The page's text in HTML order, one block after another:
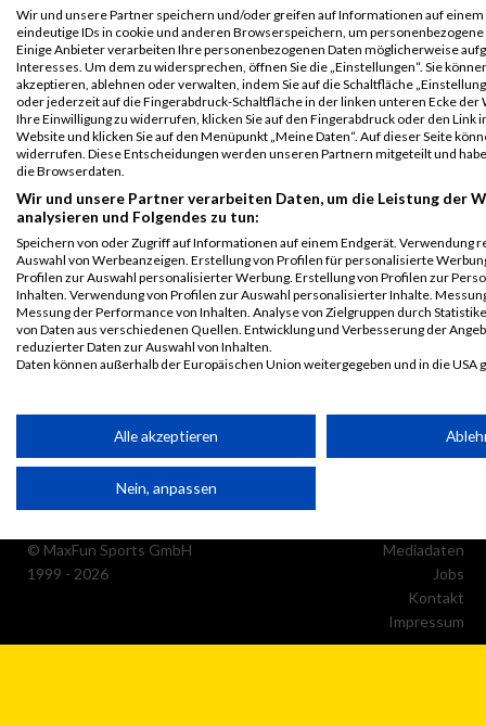
München
Teamwertung
weiblich
Sophie
Universität
Münch
Legende:
GPos = Geschlechter Position, KPos = Kategorie Position, TPos =
Team Position, DNS = Did not start, DNF = Did not finish, DQ =
Disqualifiziert
© MaxFun Sports GmbH
1999 - 2026
Mediadaten
Jobs
Kontakt
Impressum
Wir und unsere Partner speichern und/oder greifen auf Informationen auf einem
eindeutige IDs in cookie und anderen Browserspeichern, um
Einige Anbieter verarbeiten Ihre personenbezogenen Daten möglicherweise
Interesses. Um dem zu widersprechen, öffnen Sie die „Einstellungen“. Sie
akzeptieren, ablehnen oder verwalten, indem Sie auf die Schaltfläche
oder jederzeit auf die Fingerabdruck-Schaltfläche in der linken unteren Ecke der
Ihre Einwilligung zu widerrufen, klicken Sie auf den Fingerabdruck oder den Link
Website und klicken Sie auf den Menüpunkt „Meine Daten“. Auf dieser Seite
widerrufen. Diese Entscheidungen werden unseren Partnern mitgeteilt und
die Browserdaten.
Wir und unsere Partner verarbeiten Daten, um die Leistung der
analysieren und Folgendes zu tun:
Speichern von oder Zugriff auf Informationen auf einem Endgerät. Verwendung
Auswahl von Werbeanzeigen. Erstellung von Profilen für personalisierte
Profilen zur Auswahl personalisierter Werbung. Erstellung von Profilen zur
Inhalten. Verwendung von Profilen zur Auswahl personalisierter Inhalte.
Messung der Performance von Inhalten. Analyse von Zielgruppen durch
von Daten aus verschiedenen Quellen. Entwicklung und Verbesserung der
reduzierter Daten zur Auswahl von Inhalten.
Daten können außerhalb der Europäischen Union weitergegeben und in die USA
Partnerliste anzeigen (1 IAB-Anbieter)
Wir nutzen Ihre Daten für folgende Zwecke:
IAB-Verarbeitungszwecke:
Speichern von oder Zugriff auf Informationen auf einem
Verwendung reduzierter Daten zur Auswahl von
Alle akzeptieren
Nein, anpassen